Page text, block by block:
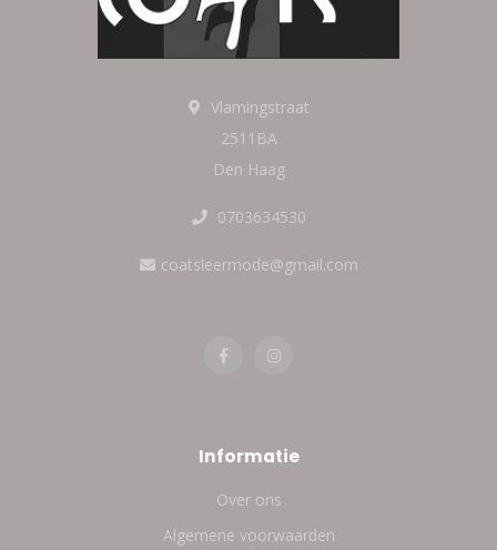
Vlamingstraat
2511BA
Den Haag
0703634530
coatsleermode@gmail.com
Informatie
Over ons
Algemene voorwaarden